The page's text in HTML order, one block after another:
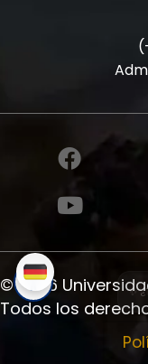
© 2026
Todos los
✨